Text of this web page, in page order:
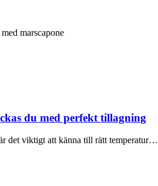
marscapone
du med perfekt tillagning
det viktigt att känna till rätt temperatur…